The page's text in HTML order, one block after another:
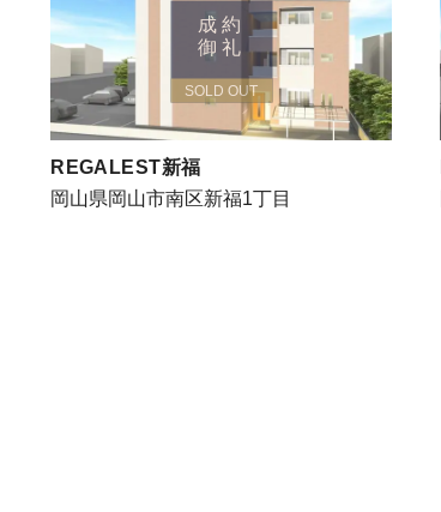
成約
御礼
SOLD OUT
REGALEST新福
岡山県岡山市南区新福1丁目